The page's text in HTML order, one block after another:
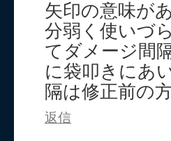
矢印の意味が
分弱く使いづ
てダメージ間
に袋叩きにあ
隔は修正前の
返信